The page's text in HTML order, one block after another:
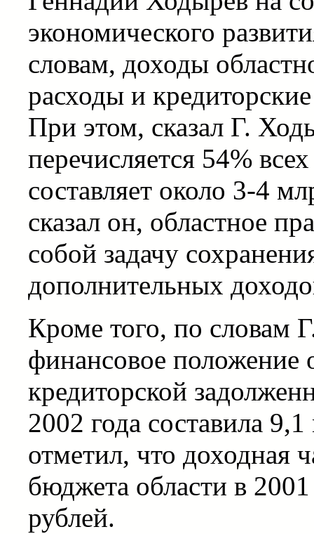
экономического
словам, доходы
расходы и
При этом, сказал Г.
перечисляется 54%
составляет около 3-4
сказал он, областное
собой задачу
дополнительных
Кроме того, по словам
финансовое положение
кредиторской
2002 года составила
отметил, что доходная
бюджета области в
рублей.